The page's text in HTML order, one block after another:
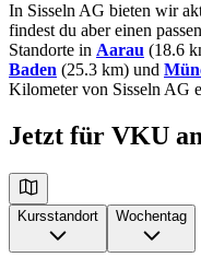
In Sisseln AG bieten wir
findest du aber einen
Standorte in Aarau (18.6
Baden (25.3 km) und
Kilometer von Sisseln AG
Jetzt für VKU
Kursstandort Wochentag